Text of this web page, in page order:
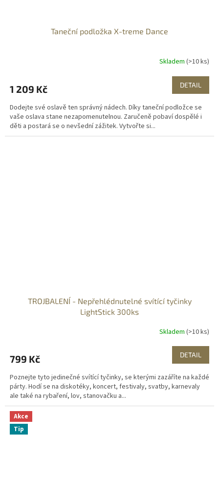
Taneční podložka X-treme Dance
Skladem (>10 ks)
1 209 Kč DETAIL
Dodejte své oslavě ten správný nádech. Díky taneční podložce se
vaše oslava stane nezapomenutelnou. Zaručeně pobaví dospělé i
děti a postará se o nevšední zážitek. Vytvořte si...
TROJBALENÍ - Nepřehlédnutelné svítící tyčinky
LightStick 300ks
Skladem (>10 ks)
799 Kč DETAIL
Poznejte tyto jedinečné svítící tyčinky, se kterými zazáříte na každé
párty. Hodí se na diskotéky, koncert, festivaly, svatby, karnevaly
ale také na rybaření, lov, stanovačku a...
Akce
Tip